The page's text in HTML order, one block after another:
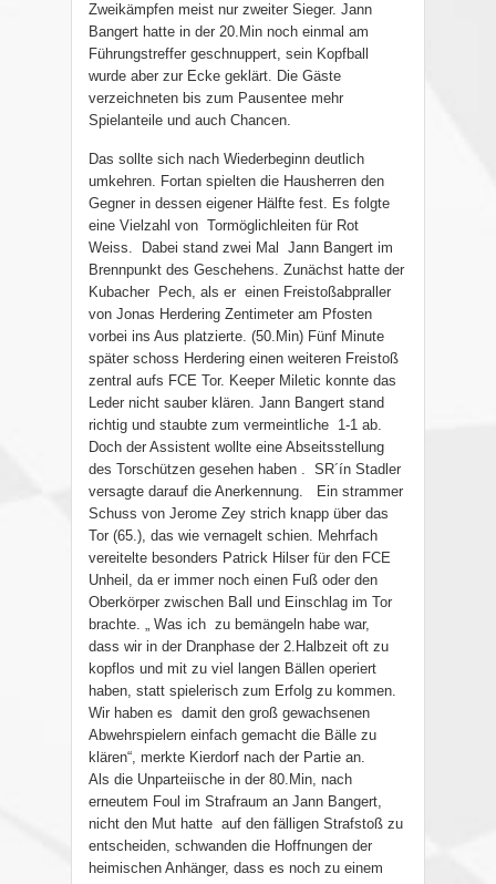
Zweikämpfen meist nur zweiter Sieger. Jann
Bangert hatte in der 20.Min noch einmal am
Führungstreffer geschnuppert, sein Kopfball
wurde aber zur Ecke geklärt. Die Gäste
verzeichneten bis zum Pausentee mehr
Spielanteile und auch Chancen.
Das sollte sich nach Wiederbeginn deutlich
umkehren. Fortan spielten die Hausherren den
Gegner in dessen eigener Hälfte fest. Es folgte
eine Vielzahl von Tormöglichleiten für Rot
Weiss.
Dabei stand zwei Mal
Jann Bangert im
Brennpunkt des Geschehens. Zunächst hatte der
Kubacher
Pech, als er einen Freistoßabpraller
von Jonas Herdering Zentimeter am Pfosten
vorbei ins Aus platzierte. (50.Min) Fünf Minute
später schoss Herdering einen weiteren Freistoß
zentral aufs FCE Tor. Keeper Miletic konnte das
Leder nicht sauber klären. Jann Bangert stand
richtig und staubte zum vermeintliche 1-1 ab.
Doch der Assistent wollte eine Abseitsstellung
des Torschützen gesehen haben . SR´ín Stadler
versagte darauf die Anerkennung.
Ein strammer
Schuss von Jerome Zey strich knapp über das
Tor (65.), das wie vernagelt schien. Mehrfach
vereitelte besonders Patrick Hilser für den FCE
Unheil, da er immer noch einen Fuß oder den
Oberkörper zwischen Ball und Einschlag im Tor
brachte. „ Was ich zu bemängeln habe war,
dass wir in der Dranphase der 2.Halbzeit oft zu
kopflos und mit zu viel langen Bällen operiert
haben, statt spielerisch zum Erfolg zu kommen.
Wir haben es damit den groß gewachsenen
Abwehrspielern einfach gemacht die Bälle zu
klären“, merkte Kierdorf nach der Partie an.
Als die Unparteiische in der 80.Min, nach
erneutem Foul im Strafraum an Jann Bangert,
nicht den Mut hatte auf den fälligen Strafstoß zu
entscheiden, schwanden die Hoffnungen der
heimischen Anhänger, dass es noch zu einem